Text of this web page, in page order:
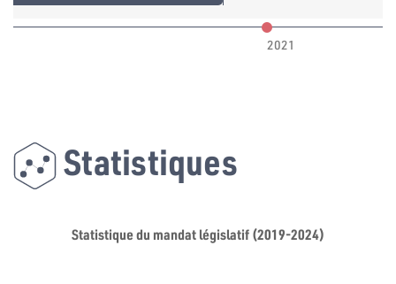
2021
Statistiques
Statistique du mandat législatif (2019-2024)